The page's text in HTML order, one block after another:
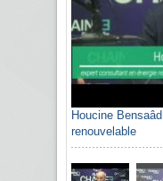
Houcine
renouvelable